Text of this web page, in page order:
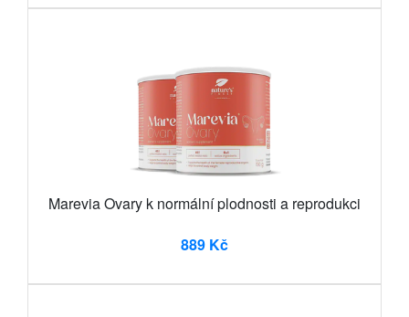
Marevia Ovary k normální plodnosti a reprodukci
889 Kč